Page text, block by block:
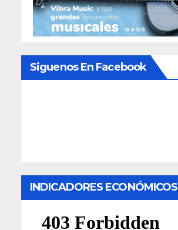
Siguenos En Facebook
INDICADORES ECONÓMICOS